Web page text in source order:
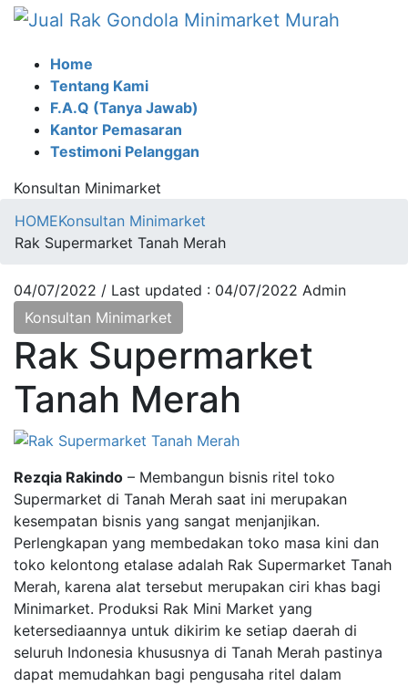
Skip
content
Skip
Navigation
Home
Tentang Kami
F.A.Q (Tanya Jawab)
Kantor Pemasaran
Testimoni Pelanggan
Konsultan Minimarket
HOMEKonsultan Minimarket
Rak Supermarket Tanah Merah
04/07/2022 / Last updated : 04/07/2022 Admin
Konsultan Minimarket
Rak Supermarket
Tanah Merah
Rezqia Rakindo – Membangun bisnis ritel toko
Supermarket di Tanah Merah saat ini merupakan
kesempatan bisnis yang sangat menjanjikan.
Perlengkapan yang membedakan toko masa kini dan
toko kelontong etalase adalah Rak Supermarket Tanah
Merah, karena alat tersebut merupakan ciri khas bagi
Minimarket. Produksi Rak Mini Market yang
ketersediaannya untuk dikirim ke setiap daerah di
seluruh Indonesia khususnya di Tanah Merah pastinya
dapat memudahkan bagi pengusaha ritel dalam